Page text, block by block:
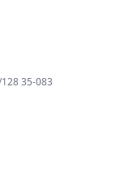
35-083